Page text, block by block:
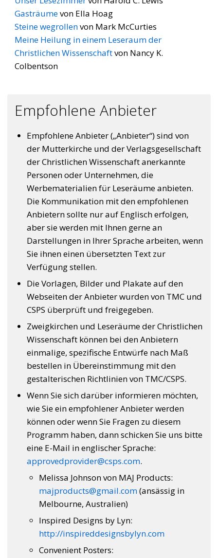
Gasträumevon Ella Hoag
Steine wegrollenvon Mark McCurties
Meine Heilung in einem Leseraum der
Christlichen Wissenschaftvon Nancy K.
Colbentson
Empfohlene Anbieter
Empfohlene Anbieter („Anbieter“) sind von
der Mutterkirche und der Verlagsgesellschaft
der Christlichen Wissenschaft anerkannte
Personen oder Unternehmen, die
Werbematerialien für Leseräume anbieten.
Die Kommunikation mit den empfohlenen
Anbietern sollte nur auf Englisch erfolgen,
aber sie werden mit Ihnen gerne an
Darstellungen in Ihrer Sprache arbeiten, wenn
Sie ihnen einen übersetzten Text zur
Verfügung stellen.
Die Vorlagen, Bilder und Plakate auf den
Webseiten der Anbieter wurden von TMC und
CSPS überprüft und freigegeben.
Zweigkirchen und Leseräume der Christlichen
Wissenschaft können bei den Anbietern
einmalige, spezifische Entwürfe nach Maß
bestellen in Übereinstimmung mit den
gestalterischen Richtlinien von TMC/CSPS.
Wenn Sie sich darüber informieren möchten,
wie Sie ein empfohlener Anbieter werden
können oder wenn Sie Fragen zu diesem
Programm haben, dann schicken Sie uns bitte
eine E-Mail in englischer Sprache:
approvedprovider@csps.com.
Melissa Johnson von MAJ Products:
majproducts@gmail.com(ansässig in
Melbourne, Australien)
Inspired Designs by Lyn:
http://inspireddesignsbylyn.com
Convenient Posters: